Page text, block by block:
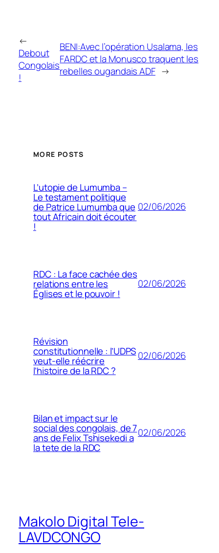
←
Debout
Congolais
!
BENI:Avec l’opération Usalama, les
FARDC et la Monusco traquent les
rebelles ougandais ADF →
MORE POSTS
L’utopie de Lumumba –
Le testament politique
de Patrice Lumumba que
tout Africain doit écouter
!
02/06/2026
RDC : La face cachée des
relations entre les
Églises et le pouvoir !
02/06/2026
Révision
constitutionnelle : l’UDPS
veut-elle réécrire
l’histoire de la RDC ?
02/06/2026
Bilan et impact sur le
social des congolais, de 7
ans de Felix Tshisekedi a
la tete de la RDC
02/06/2026
Makolo Digital Tele-
LAVDCONGO